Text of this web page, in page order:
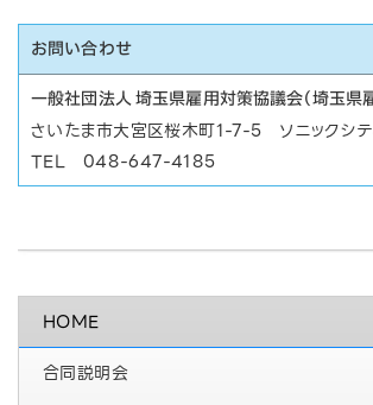
お問い合わせ
一般社団法人 埼玉県雇用対策協議会（埼玉県
さいたま市大宮区桜木町1-7-5 ソニックシ
TEL 048-647-4185
HOME
合同説明会